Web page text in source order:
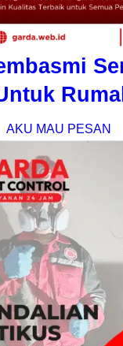
AKU MAU PESAN